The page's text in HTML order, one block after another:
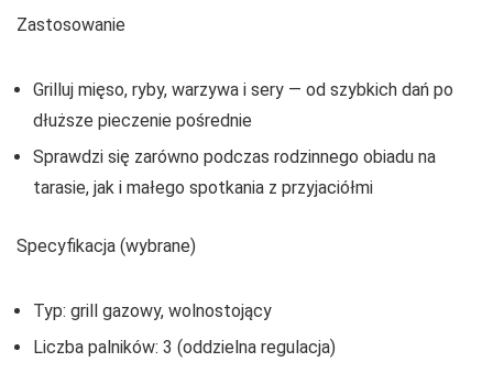
Zastosowanie
Grilluj mięso, ryby, warzywa i sery — od szybkich dań po
dłuższe pieczenie pośrednie
Sprawdzi się zarówno podczas rodzinnego obiadu na
tarasie, jak i małego spotkania z przyjaciółmi
Specyfikacja (wybrane)
Typ: grill gazowy, wolnostojący
Liczba palników: 3 (oddzielna regulacja)